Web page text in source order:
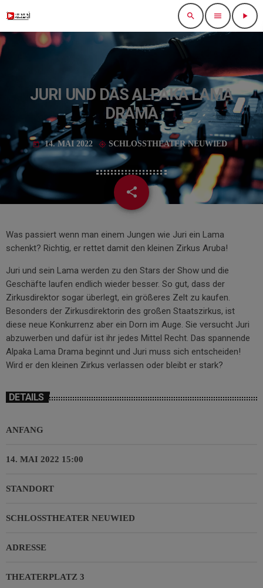
search menu play_arrow
JURI UND DAS ALPAKA LAMA
DRAMA
today 14. MAI 2022 my_location SCHLOSSTHEATER NEUWIED
share
email
Was passiert wenn man einem Jungen wie Juri ein Lama
schenkt? Richtig, er rettet damit den kleinen Zirkus Aruba!
Juri und sein Lama werden zu den Stars der Show und die
Geschäfte laufen endlich wieder besser. So gut, dass der
Zirkusdirektor sogar überlegt, ein größeres Zelt zu kaufen.
Besonders der Zirkusdirektorin des großen Staatszirkus, ist
diese neue Konkurrenz aber ein Dorn im Auge. Sie versucht Juri
abzuwerben und dafür ist ihr jedes Mittel Recht. Das spannende
Alpaka Lama Drama beginnt und Juri muss sich entscheiden!
Wird er den kleinen Zirkus verlassen oder bleibt er stark?
DETAILS
ANFANG
14. MAI 2022 15:00
STANDORT
SCHLOSSTHEATER NEUWIED
ADRESSE
THEATERPLATZ 3